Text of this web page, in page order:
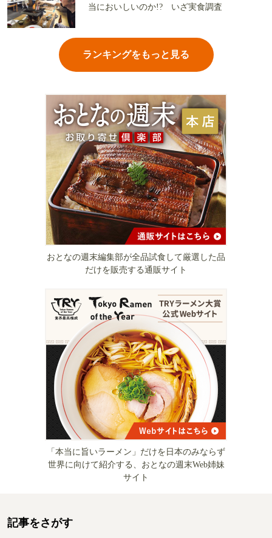
当においしいのか!? いざ実食調査
ランキングをもっと見る
おとなの週末編集部が全品試食して厳選した品
だけを販売する通販サイト
「本当に旨いラーメン」だけを日本のみならず
世界に向けて紹介する、おとなの週末Web姉妹
サイト
記事をさがす